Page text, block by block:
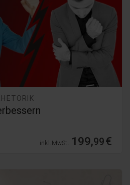
inkl. MwSt. 199,99€